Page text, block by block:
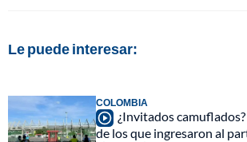
Le puede interesar:
COLOMBIA
¿Invitados
de los que ingresaron al